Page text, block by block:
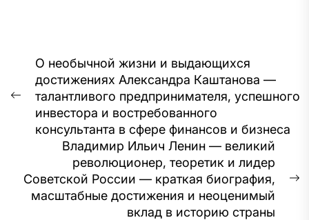
Навигация
по
записям
Предыдущая
запись:
О необычной жизни и выдающихся
достижениях Александра Каштанова —
талантливого предпринимателя, успешного
инвестора и востребованного
консультанта в сфере финансов и бизнеса
Владимир Ильич Ленин — великий
революционер, теоретик и лидер
Советской России — краткая биография,
масштабные достижения и неоценимый
вклад в историю страны